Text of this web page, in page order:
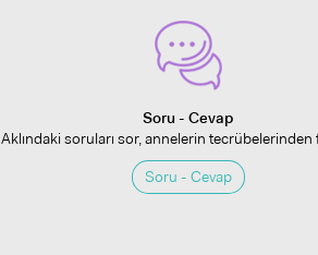
Soru - Cevap
Aklındaki soruları sor, annelerin tecrübelerinden
Soru - Cevap